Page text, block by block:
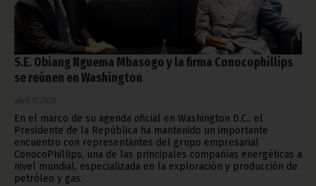
S.E. Obiang Nguema Mbasogo y la firma Conocophillips
se reúnen en Washington
abril 17, 2026
En el marco de su agenda oficial en Washington D.C., el
Presidente de la República ha mantenido un importante
encuentro con representantes del grupo empresarial
ConocoPhillips, una de las principales compañías energéticas a
nivel mundial, especializada en la exploración y producción de
petróleo y gas.